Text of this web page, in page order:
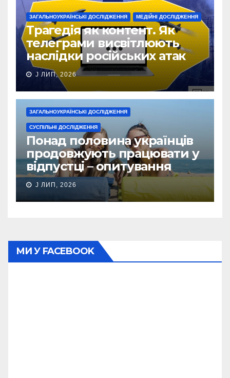
ЗАГАЛЬНОУКРАЇНСЬКІ ДОСЛІДЖЕННЯ МЕДІЙНІ ДОСЛІДЖЕННЯ
Трагедія як контент. Як
телеграми висвітлюють
наслідки російських атак
J ЛИП, 2026
ЗАГАЛЬНОУКРАЇНСЬКІ ДОСЛІДЖЕННЯ
СУСПІЛЬНІ ДОСЛІДЖЕННЯ
Понад половина українців
продовжують працювати у
відпустці – опитування
J ЛИП, 2026
МИ У FACEBOOK